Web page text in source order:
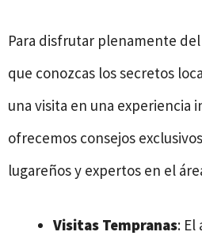
Para disfrutar plenamente del
que conozcas los secretos
una visita en una experiencia
ofrecemos consejos
lugareños y expertos en el
Visitas Tempranas: El